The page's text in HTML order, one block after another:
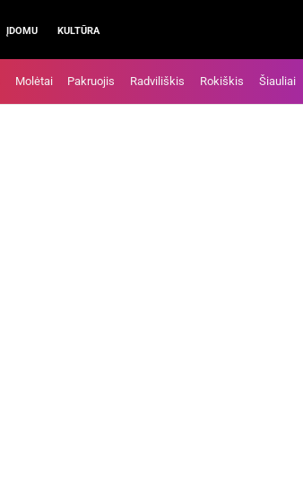
ĮDOMU KULTŪRA
Molėtai Pakruojis Radviliškis Rokiškis Šiauliai